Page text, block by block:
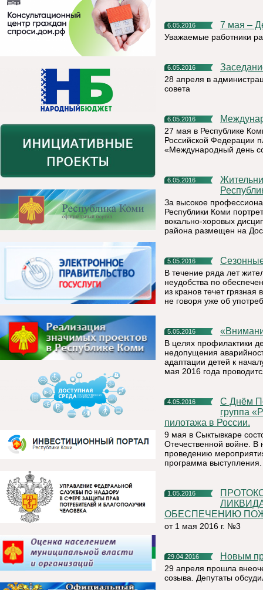
6.05.2016 7 мая –
Уважаемые работники
6.05.2016
28 апреля в
совета
6.05.2016
27 мая в Республике
Российской Федерации
«Международный день
6.05.2016
Жительница г. Емва Надежда Манова – на Доске почета
За высокое
Республики Коми
вокально-хоровых
района размещен на
5.05.2016
В течение ряда лет
неудобства по
из кранов течет
не говоря уже об
5.05.2016
В целях профилактики
недопущения
адаптации детей к
мая 2016 года
4.05.2016
С Днём Победы Республику Коми поздравит пилотажная
группа
пилотажа в России.
9 мая в Сыктывкаре
Отечественной войне. В
проведению
программа выступления.
1.05.2016
ПРОТОКОЛ КОМИССИИ ПО ПРЕДУПРЕЖДЕНИЮ И
ОБЕСПЕЧЕНИЮ
от 1 мая 2016 г. №3
29.04.2016 Новым
29 апреля прошла
созыва. Депутаты